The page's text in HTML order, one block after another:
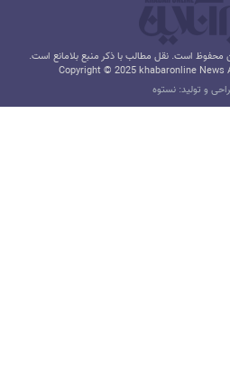
محفوظ است. نقل مطالب با ذکر منبع بلامانع است.
Copyright © 2025 khabaronline News
و تولید: نستوه